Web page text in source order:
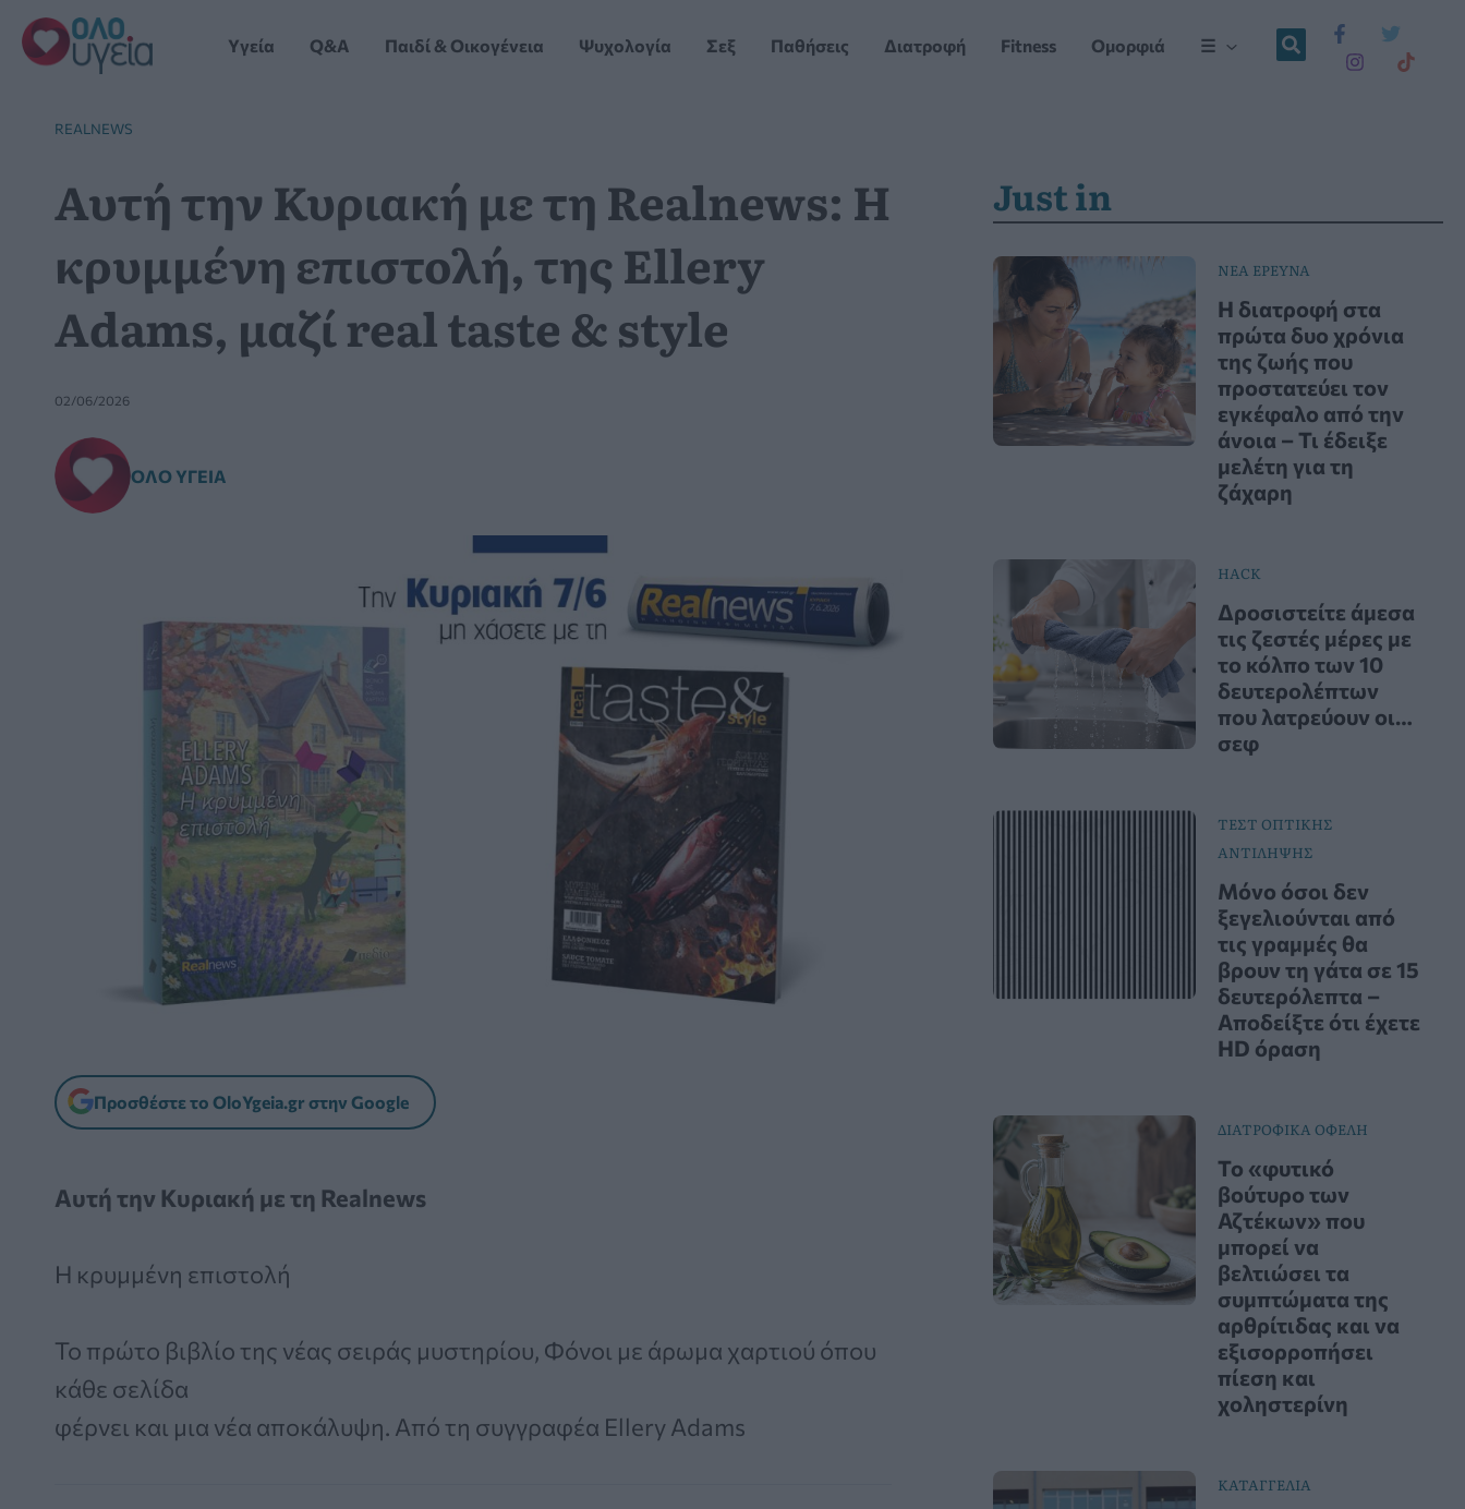
Μετάβαση
στο
περιεχόμενο
Yγεία Q&A Παιδί & Οικογένεια Ψυχολογία Σεξ Παθήσεις Διατροφή Fitness Ομορφιά ☰
REALNEWS
Αυτή την Κυριακή με τη Realnews: Η
κρυμμένη επιστολή, της Ellery
Adams, μαζί real taste & style
02/06/2026
ΌΛΟ ΥΓΕΊΑ
Προσθέστε το OloYgeia.gr στην Google
Αυτή την Κυριακή με τη Realnews
Η κρυμμένη επιστολή
Το πρώτο βιβλίο της νέας σειράς μυστηρίου, Φόνοι με άρωμα χαρτιού όπου
κάθε σελίδα
φέρνει και μια νέα αποκάλυψη. Από τη συγγραφέα Ellery Adams
Just in
ΝΕΑ ΕΡΕΥΝΑ
Η διατροφή στα
πρώτα δυο χρόνια
της ζωής που
προστατεύει τον
εγκέφαλο από την
άνοια – Τι έδειξε
μελέτη για τη
ζάχαρη
HACK
Δροσιστείτε άμεσα
τις ζεστές μέρες με
το κόλπο των 10
δευτερολέπτων
που λατρεύουν οι…
σεφ
ΤΕΣΤ ΟΠΤΙΚΗΣ
ΑΝΤΙΛΗΨΗΣ
Μόνο όσοι δεν
ξεγελιούνται από
τις γραμμές θα
βρουν τη γάτα σε 15
δευτερόλεπτα –
Αποδείξτε ότι έχετε
HD όραση
ΔΙΑΤΡΟΦΙΚΑ ΟΦΕΛΗ
Το «φυτικό
βούτυρο των
Αζτέκων» που
μπορεί να
βελτιώσει τα
συμπτώματα της
αρθρίτιδας και να
εξισορροπήσει
πίεση και
χοληστερίνη
ΚΑΤΑΓΓΕΛΙΑ